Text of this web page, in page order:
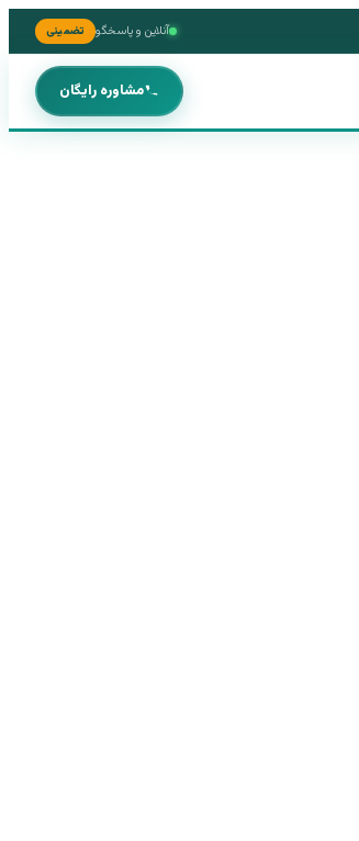
آنلاین و پاسخگو تضمینی
مشاوره رایگان